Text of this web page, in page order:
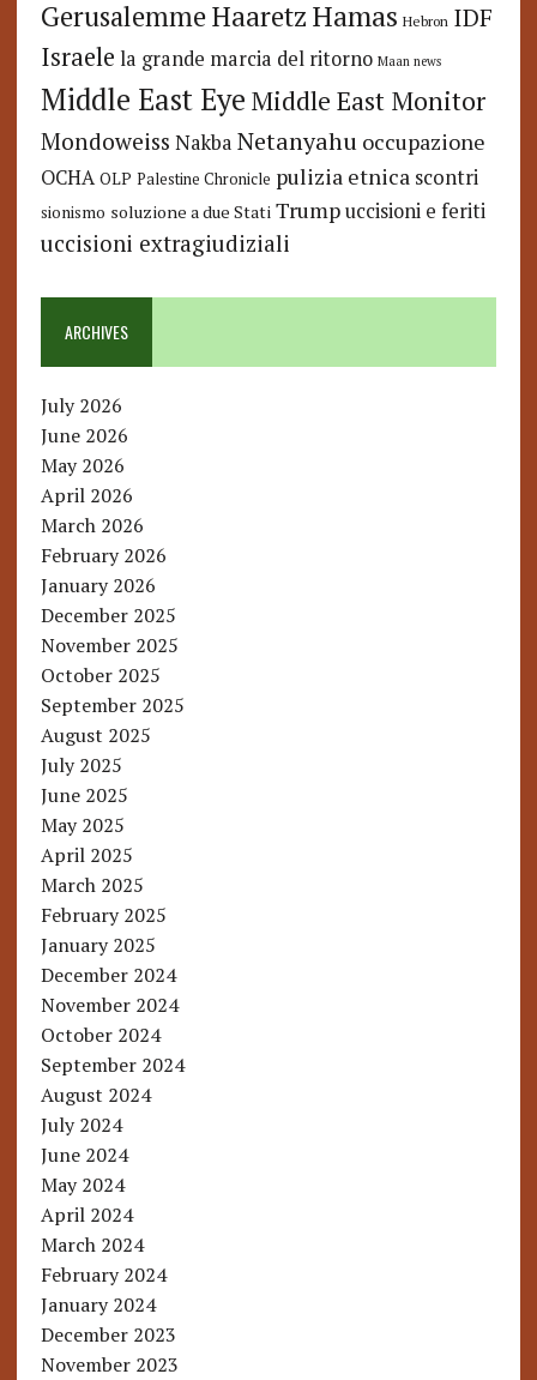
GerusalemmeHaaretzHamas Hebron IDF
Israele la grande marcia del ritorno Maan news
Middle East Eye Middle East Monitor
Mondoweiss Nakba Netanyahu occupazione
OCHA OLP Palestine Chronicle pulizia etnica scontri
sionismo soluzione a due Stati Trump uccisioni e feriti
uccisioni extragiudiziali
ARCHIVES
July 2026
June 2026
May 2026
April 2026
March 2026
February 2026
January 2026
December 2025
November 2025
October 2025
September 2025
August 2025
July 2025
June 2025
May 2025
April 2025
March 2025
February 2025
January 2025
December 2024
November 2024
October 2024
September 2024
August 2024
July 2024
June 2024
May 2024
April 2024
March 2024
February 2024
January 2024
December 2023
November 2023